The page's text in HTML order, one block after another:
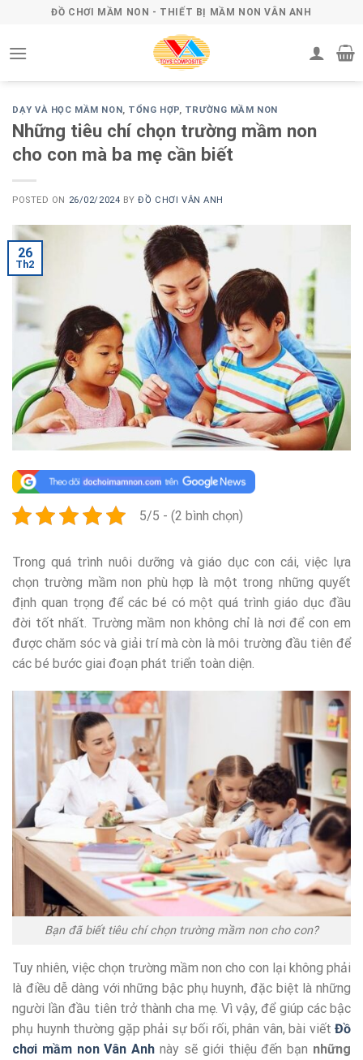
content
ĐỒ CHƠI MẦM NON - THIẾT BỊ MẦM NON VÂN ANH
DẠY VÀ HỌC MẦM NON, TỔNG HỢP, TRƯỜNG MẦM NON
Những tiêu chí chọn trường mầm non
cho con mà ba mẹ cần biết
POSTED ON 26/02/2024 BYĐỒ CHƠI VÂN ANH
26
Th2
5/5 - (2 bình chọn)
Trong quá trình nuôi dưỡng và giáo dục con cái, việc lựa
chọn trường mầm non phù hợp là một trong những quyết
định quan trọng để các bé có một quá trình giáo dục đầu
đời tốt nhất. Trường mầm non không chỉ là nơi để con em
được chăm sóc và giải trí mà còn là môi trường đầu tiên để
các bé bước giai đoạn phát triển toàn diện.
Bạn đã biết tiêu chí chọn trường mầm non cho con?
Tuy nhiên, việc chọn trường mầm non cho con lại không phải
là điều dễ dàng với những bậc phụ huynh, đặc biệt là những
người lần đầu tiên trở thành cha mẹ. Vì vậy, để giúp các bậc
phụ huynh thường gặp phải sự bối rối, phân vân, bài viết Đồ
chơi mầm non Vân Anh này sẽ giới thiệu đến bạn những